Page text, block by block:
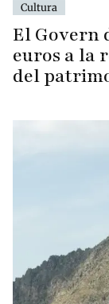
Cultura
El Govern
euros a la
del